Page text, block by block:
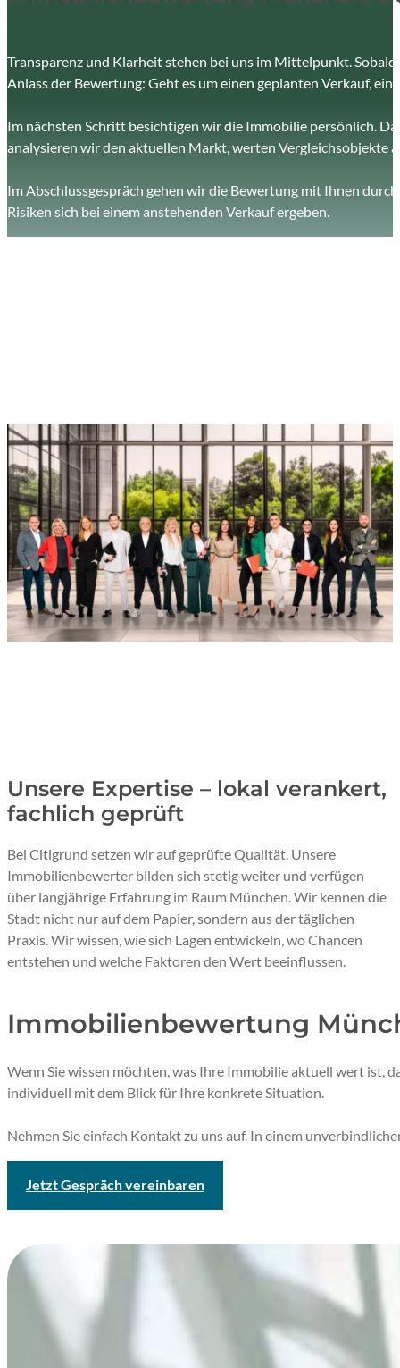
Transparenz und Klarheit stehen bei uns im Mittelpunkt.
Anlass der Bewertung: Geht es um einen geplanten Verkauf,
Im nächsten Schritt besichtigen wir die Immobilie persönlich.
analysieren wir den aktuellen Markt, werten Vergleichsobjekte
Im Abschlussgespräch gehen wir die Bewertung mit Ihnen
Risiken sich bei einem anstehenden Verkauf ergeben.
Unsere Expertise – lokal verankert,
fachlich geprüft
Bei Citigrund setzen wir auf geprüfte Qualität. Unsere
Immobilienbewerter bilden sich stetig weiter und verfügen
über langjährige Erfahrung im Raum München. Wir kennen die
Stadt nicht nur auf dem Papier, sondern aus der täglichen
Praxis. Wir wissen, wie sich Lagen entwickeln, wo Chancen
entstehen und welche Faktoren den Wert beeinflussen.
Immobilienbewertung
Wenn Sie wissen möchten, was Ihre Immobilie aktuell wert ist,
individuell mit dem Blick für Ihre konkrete Situation.
Nehmen Sie einfach Kontakt zu uns auf. In einem
Jetzt Gespräch vereinbaren